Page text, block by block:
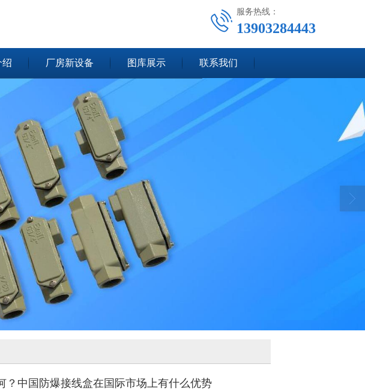
服务热线：
13903284443
绍 厂房新设备 图库展示 联系我们
？中国防爆接线盒在国际市场上有什么优势